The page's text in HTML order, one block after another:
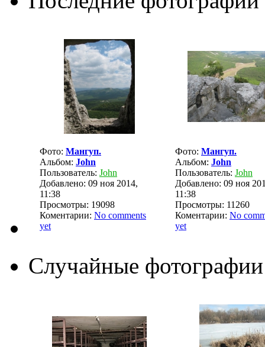
Фото: Мангуп.
Альбом: John
Пользователь: John
Добавлено: 09 ноя 2014,
11:38
Просмотры: 19098
Коментарии: No comments
yet
Фото: Мангуп.
Альбом: John
Пользователь: John
Добавлено: 09 ноя
11:38
Просмотры: 11260
Коментарии: No
yet
Случайные фотографии